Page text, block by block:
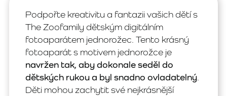
Podpořte kreativitu a fantazii vašich dětí s
The Zoofamily dětským digitálním
fotoaparátem jednorožec. Tento krásný
fotoaparát s motivem jednorožce je
navržen tak, aby dokonale seděl do
dětských rukou a byl snadno ovladatelný.
Děti mohou zachytit své nejkrásnější